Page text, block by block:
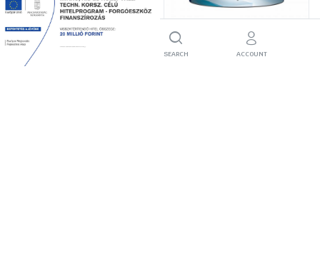
DULUX matt latex, fehér
3liter
DULUX matt latex, fehér
10liter
HOME SEARCH ACCOUNT